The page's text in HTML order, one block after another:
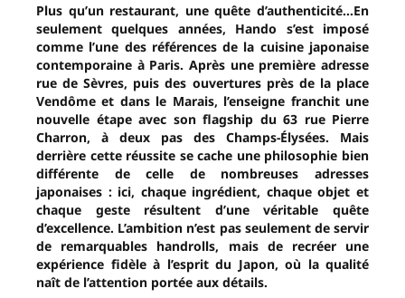
Plus qu’un restaurant, une quête d’authenticité…En
seulement quelques années, Hando s’est imposé
comme l’une des références de la cuisine japonaise
contemporaine à Paris. Après une première adresse
rue de Sèvres, puis des ouvertures près de la place
Vendôme et dans le Marais, l’enseigne franchit une
nouvelle étape avec son flagship du 63 rue Pierre
Charron, à deux pas des Champs-Élysées. Mais
derrière cette réussite se cache une philosophie bien
différente de celle de nombreuses adresses
japonaises : ici, chaque ingrédient, chaque objet et
chaque geste résultent d’une véritable quête
d’excellence. L’ambition n’est pas seulement de servir
de remarquables handrolls, mais de recréer une
expérience fidèle à l’esprit du Japon, où la qualité
naît de l’attention portée aux détails.